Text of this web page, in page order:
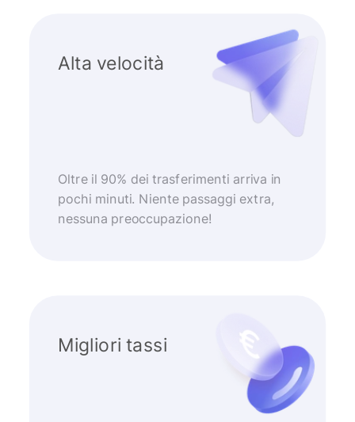
Alta velocità
Oltre il 90% dei trasferimenti arriva in
pochi minuti. Niente passaggi extra,
nessuna preoccupazione!
Migliori tassi